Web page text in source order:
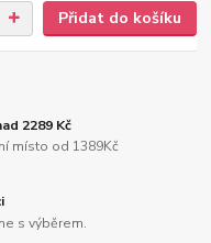
Přidat do košíku
2289 Kč
místo od 1389Kč
s výběrem.